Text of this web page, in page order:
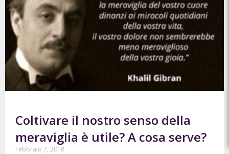
Coltivare il nostro senso della
meraviglia è utile? A cosa serve?
Febbraio 7, 2018